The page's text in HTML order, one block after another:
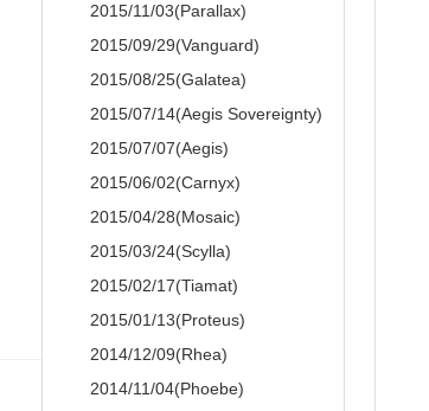
2015/11/03(Parallax)
2015/09/29(Vanguard)
2015/08/25(Galatea)
2015/07/14(Aegis Sovereignty)
2015/07/07(Aegis)
2015/06/02(Carnyx)
2015/04/28(Mosaic)
2015/03/24(Scylla)
2015/02/17(Tiamat)
2015/01/13(Proteus)
2014/12/09(Rhea)
2014/11/04(Phoebe)